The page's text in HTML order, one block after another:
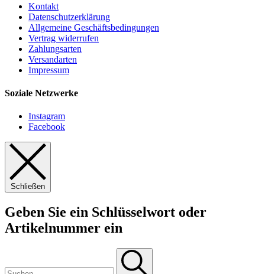
Kontakt
Datenschutzerklärung
Allgemeine Geschäftsbedingungen
Vertrag widerrufen
Zahlungsarten
Versandarten
Impressum
Soziale Netzwerke
Instagram
Facebook
Schließen
Geben Sie ein Schlüsselwort oder
Artikelnummer ein